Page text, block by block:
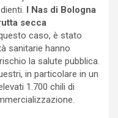
I Nas di Bologna
secca
caso, è stato
sanitarie hanno
la salute pubblica.
in particolare in un
1.700 chili di